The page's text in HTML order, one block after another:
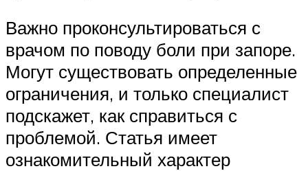
Важно проконсультироваться с
врачом по поводу боли при запоре.
Могут существовать определенные
ограничения, и только специалист
подскажет, как справиться с
проблемой. Статья имеет
ознакомительный характер